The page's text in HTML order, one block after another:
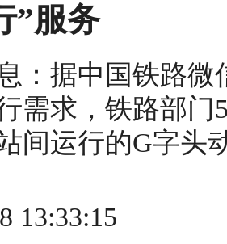
”服务
：据中国铁路
需求，铁路部门
间运行的G字头
13:33:15